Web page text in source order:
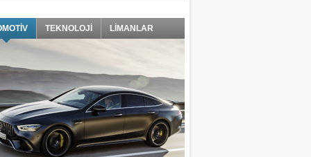
TEKNOLOJİ LİMANLAR